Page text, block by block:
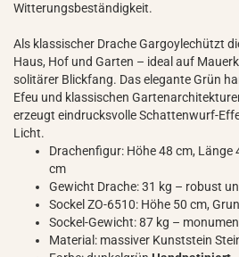
Witterungsbeständigkeit.
Als klassischer Drache Gargoylechützt
Haus, Hof und Garten – ideal auf
solitärer Blickfang. Das elegante Grün
Efeu und klassischen
erzeugt eindrucksvolle Schattenwurf-
Licht.
Drachenfigur: Höhe 48 cm, Länge
cm
Gewicht Drache: 31 kg – robust
Sockel ZO-6510: Höhe 50 cm,
Sockel-Gewicht: 87 kg –
Material: massiver Kunststein